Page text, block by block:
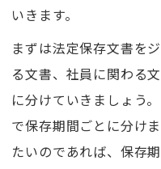
いきます。
まずは法定保存文書を
る文書、社員に関わる
に分けていきましょう
で保存期間ごとに分け
たいのであれば、保存